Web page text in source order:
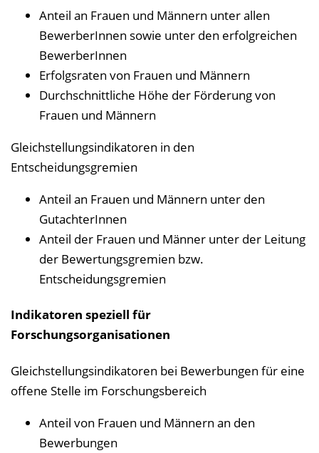
Anteil an Frauen und Männern unter allen
BewerberInnen sowie unter den erfolgreichen
BewerberInnen
Erfolgsraten von Frauen und Männern
Durchschnittliche Höhe der Förderung von
Frauen und Männern
Gleichstellungsindikatoren in den
Entscheidungsgremien
Anteil an Frauen und Männern unter den
GutachterInnen
Anteil der Frauen und Männer unter der Leitung
der Bewertungsgremien bzw.
Entscheidungsgremien
Indikatoren speziell für
Forschungsorganisationen
Gleichstellungsindikatoren bei Bewerbungen für eine
offene Stelle im Forschungsbereich
Anteil von Frauen und Männern an den
Bewerbungen